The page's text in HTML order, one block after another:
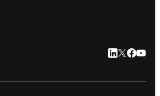
LinkedIn
Twitter